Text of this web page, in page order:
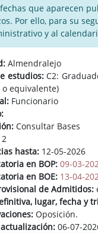
fechas que aparecen
Por ello, para su
y al
Almendralejo
estudios:C2:
o equivalente)
Funcionario
Consultar Bases
2
hasta: 12-05-2026
en BOP: 09-03-
en BOE: 13-04-
de Admitidos:
lugar, fecha y
Oposición.
06-07-